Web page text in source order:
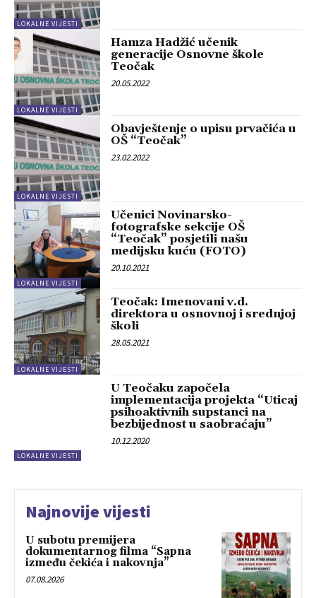
LOKALNE VIJESTI
LOKALNE VIJESTI
Hamza Hadžić učenik
generacije Osnovne škole
Teočak
20.05.2022
LOKALNE VIJESTI
Obavještenje o upisu prvačića u
OŠ “Teočak”
23.02.2022
LOKALNE VIJESTI
Učenici Novinarsko-
fotografske sekcije OŠ
“Teočak” posjetili našu
medijsku kuću (FOTO)
20.10.2021
LOKALNE VIJESTI
Teočak: Imenovani v.d.
direktora u osnovnoj i srednjoj
školi
28.05.2021
LOKALNE VIJESTI
U Teočaku započela
implementacija projekta “Uticaj
psihoaktivnih supstanci na
bezbijednost u saobraćaju”
10.12.2020
Najnovije vijesti
U subotu premijera
dokumentarnog filma “Sapna
između čekića i nakovnja”
07.08.2026